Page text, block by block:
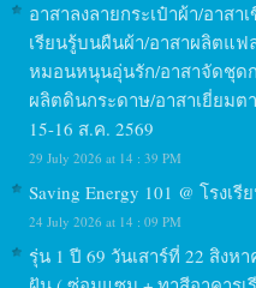
อาสาลงลายกระเป๋าผ้า/อาส
เรียนรู้บนผืนผ้า/อาสาผลิตแ
หมอนหนุนอุ่นรัก/อาสาจัดชุด
ผลิตดินกระดาษ/อาสาเยี่ยมต
15-16 ส.ค. 2569
29 July 2026 at 14 : 39 PM
Saving Energy 101 @ โรงเ
24 July 2026 at 14 : 09 PM
รุ่น 1 ปี 69 วันเสาร์ที่ 22 สิง